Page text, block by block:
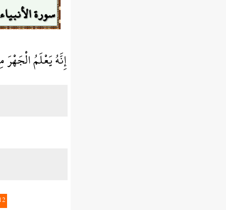
سورة الأنبياء
إِنَّهُ يَعْلَمُ